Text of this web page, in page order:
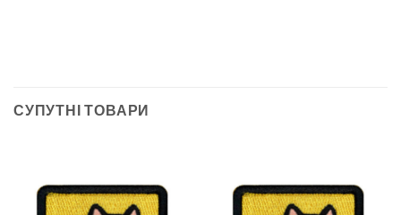
СУПУТНІ ТОВАРИ